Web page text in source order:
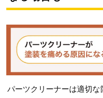
パーツクリーナーは適切